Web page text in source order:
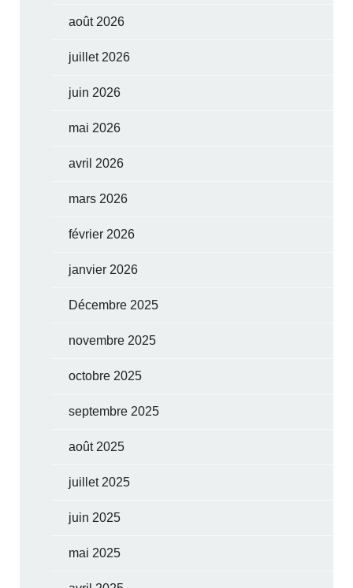
août 2026
juillet 2026
juin 2026
mai 2026
avril 2026
mars 2026
février 2026
janvier 2026
Décembre 2025
novembre 2025
octobre 2025
septembre 2025
août 2025
juillet 2025
juin 2025
mai 2025